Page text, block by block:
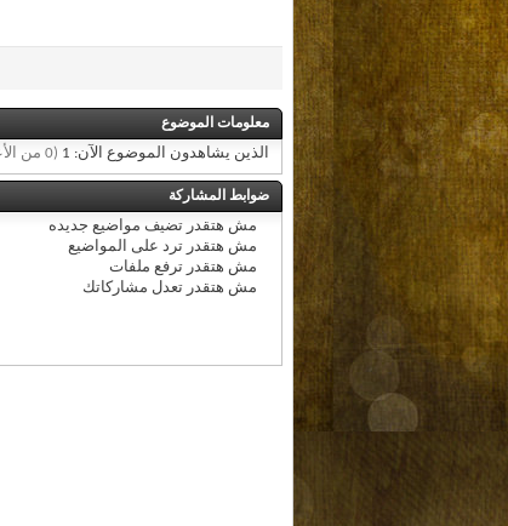
معلومات الموضوع
الذين يشاهدون الموضوع الآن: 1 (0 من الأعضاء و 1 زائر)
ضوابط المشاركة
مش هتقدر تضيف مواضيع جديده
مش هتقدر ترد على المواضيع
مش هتقدر ترفع ملفات
مش هتقدر تعدل مشاركاتك